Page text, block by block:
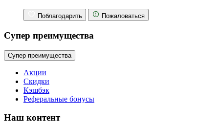
Поблагодарить Пожаловаться
Супер преимущества
Супер преимущества
Акции
Скидки
Кэшбэк
Реферальные бонусы
Наш контент